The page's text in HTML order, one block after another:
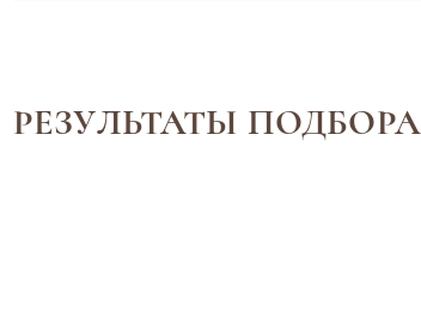
РЕЗУЛЬТАТЫ ПОДБОРА